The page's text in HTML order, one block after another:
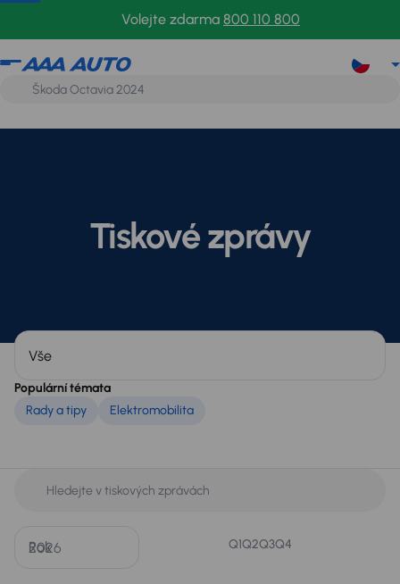
Volejte zdarma 800 110 800
Tiskové zprávy
Populární témata
Rady a tipy
Elektromobilita
Rok Q1Q2Q3Q4